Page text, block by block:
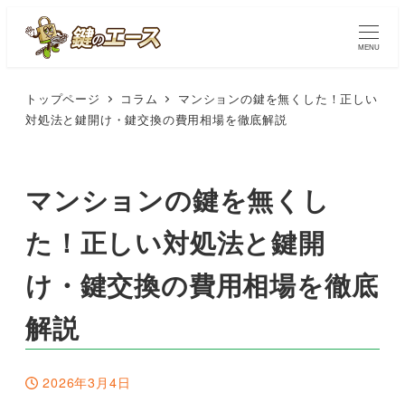
MENU
トップページ コラム
マンションの鍵を無くした！正しい
対処法と鍵開け・鍵交換の費用相場を徹底解説
マンションの鍵を無くし
た！正しい対処法と鍵開
け・鍵交換の費用相場を徹底
解説
投稿日
2026年3月4日